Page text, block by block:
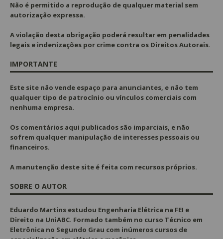
Não é permitido a reprodução de qualquer material sem
autorização expressa.
A violação desta obrigação poderá resultar em penalidades
legais e indenizações por crime contra os Direitos Autorais.
IMPORTANTE
Este site não vende espaço para anunciantes, e não tem
qualquer tipo de patrocínio ou vínculos comerciais com
nenhuma empresa.
Os comentários aqui publicados são imparciais, e não
sofrem qualquer manipulação de interesses pessoais ou
financeiros.
A manutenção deste site é feita com recursos próprios.
SOBRE O AUTOR
Eduardo Martins estudou Engenharia Elétrica na FEI e
Direito na UniABC. Formado também no curso Técnico em
Eletrônica no Segundo Grau com inúmeros cursos de